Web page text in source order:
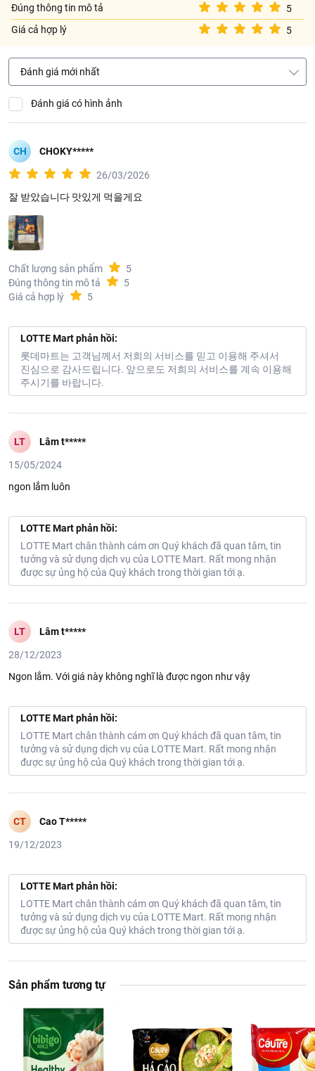
Đúng thông tin mô tả
5
Giá cả hợp lý
5
Đánh giá mới nhất
Đánh giá có hình ảnh
CH CHOKY*****
26/03/2026
잘 받았습니다 맛있게 먹을게요
Chất lượng sản phẩm
5
Đúng thông tin mô tả
5
Giá cả hợp lý
5
LOTTE Mart phản hồi:
롯데마트는 고객님께서 저희의 서비스를 믿고 이용해 주셔서
진심으로 감사드립니다. 앞으로도 저희의 서비스를 계속 이용해
주시기를 바랍니다.
LT Lâm t*****
15/05/2024
ngon lắm luôn
LOTTE Mart phản hồi:
LOTTE Mart chân thành cám ơn Quý khách đã quan tâm, tin
tưởng và sử dụng dịch vụ của LOTTE Mart. Rất mong nhận
được sự ủng hộ của Quý khách trong thời gian tới ạ.
LT Lâm t*****
28/12/2023
Ngon lắm. Với giá này không nghĩ là được ngon như vậy
LOTTE Mart phản hồi:
LOTTE Mart chân thành cám ơn Quý khách đã quan tâm, tin
tưởng và sử dụng dịch vụ của LOTTE Mart. Rất mong nhận
được sự ủng hộ của Quý khách trong thời gian tới ạ.
CT Cao T*****
19/12/2023
LOTTE Mart phản hồi:
LOTTE Mart chân thành cám ơn Quý khách đã quan tâm, tin
tưởng và sử dụng dịch vụ của LOTTE Mart. Rất mong nhận
được sự ủng hộ của Quý khách trong thời gian tới ạ.
Sản phẩm tương tự